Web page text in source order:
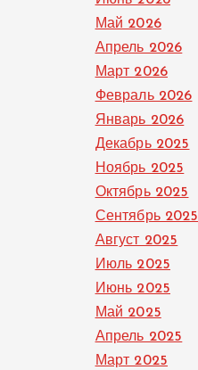
Май 2026
Апрель 2026
Март 2026
Февраль 2026
Январь 2026
Декабрь 2025
Ноябрь 2025
Октябрь 2025
Сентябрь 2025
Август 2025
Июль 2025
Июнь 2025
Май 2025
Апрель 2025
Март 2025